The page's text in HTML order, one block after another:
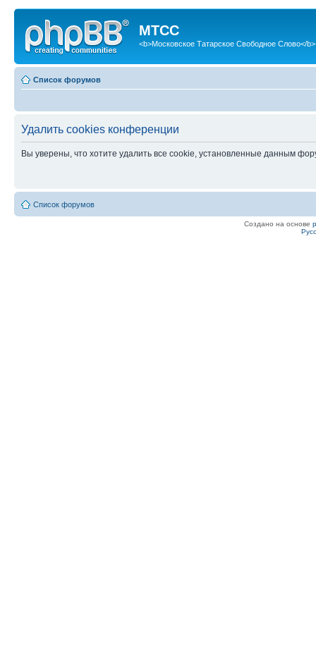
МТСС
<b>Московское Татарское Свободное Слово</b>
Список форумов
Удалить cookies конференции
Вы уверены, что хотите удалить все cookie, установленные данным
Список форумов
Создано на основе